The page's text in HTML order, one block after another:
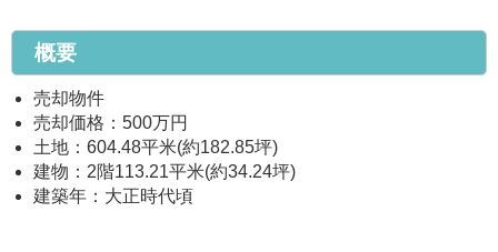
概要
売却物件
売却価格：500万円
土地：604.48平米(約182.85坪)
建物：2階113.21平米(約34.24坪)
建築年：大正時代頃